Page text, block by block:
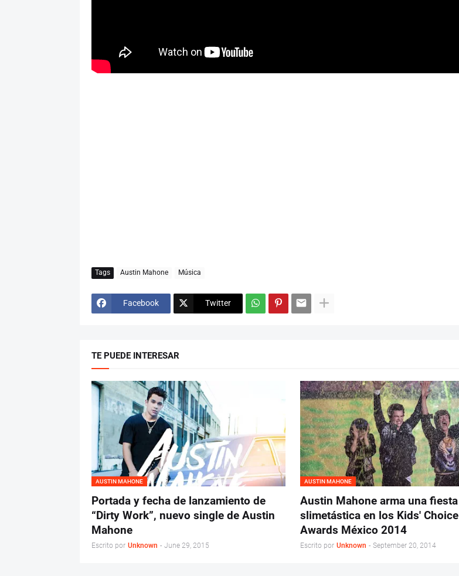
Tags Austin Mahone Música
Facebook Twitter
TE PUEDE INTERESAR
AUSTIN MAHONE
Portada y fecha de lanzamiento de
“Dirty Work”, nuevo single de Austin
Mahone
Escrito por Unknown - June 29, 2015
AUSTIN MAHONE
Austin Mahone arma una fiesta
slimetástica en los Kids' Choice
Awards México 2014
Escrito por Unknown - September 20, 2014